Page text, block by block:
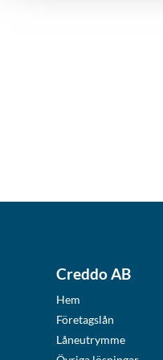
Creddo AB
Hem
Företagslån
Låneutrymme